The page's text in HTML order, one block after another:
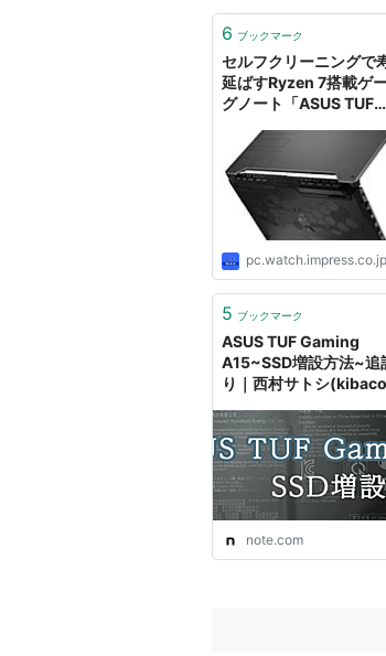
6 ブックマーク
セルフクリーニングで
延ばすRyzen 7搭載ゲ
グノート「ASUS TUF
pc.watch.impress.co.jp
5 ブックマーク
ASUS TUF Gaming
A15~SSD増設方法~追
り｜西村サトシ
note.com